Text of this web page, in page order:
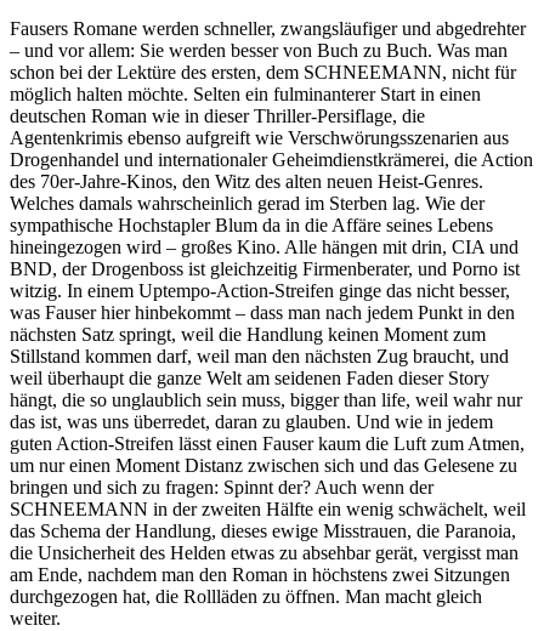
Fausers Romane werden schneller, zwangsläufiger und abgedrehter
– und vor allem: Sie werden besser von Buch zu Buch. Was man
schon bei der Lektüre des ersten, dem SCHNEEMANN, nicht für
möglich halten möchte. Selten ein fulminanterer Start in einen
deutschen Roman wie in dieser Thriller-Persiflage, die
Agentenkrimis ebenso aufgreift wie Verschwörungsszenarien aus
Drogenhandel und internationaler Geheimdienstkrämerei, die Action
des 70er-Jahre-Kinos, den Witz des alten neuen Heist-Genres.
Welches damals wahrscheinlich gerad im Sterben lag. Wie der
sympathische Hochstapler Blum da in die Affäre seines Lebens
hineingezogen wird – großes Kino. Alle hängen mit drin, CIA und
BND, der Drogenboss ist gleichzeitig Firmenberater, und Porno ist
witzig. In einem Uptempo-Action-Streifen ginge das nicht besser,
was Fauser hier hinbekommt – dass man nach jedem Punkt in den
nächsten Satz springt, weil die Handlung keinen Moment zum
Stillstand kommen darf, weil man den nächsten Zug braucht, und
weil überhaupt die ganze Welt am seidenen Faden dieser Story
hängt, die so unglaublich sein muss, bigger than life, weil wahr nur
das ist, was uns überredet, daran zu glauben. Und wie in jedem
guten Action-Streifen lässt einen Fauser kaum die Luft zum Atmen,
um nur einen Moment Distanz zwischen sich und das Gelesene zu
bringen und sich zu fragen: Spinnt der? Auch wenn der
SCHNEEMANN in der zweiten Hälfte ein wenig schwächelt, weil
das Schema der Handlung, dieses ewige Misstrauen, die Paranoia,
die Unsicherheit des Helden etwas zu absehbar gerät, vergisst man
am Ende, nachdem man den Roman in höchstens zwei Sitzungen
durchgezogen hat, die Rollläden zu öffnen. Man macht gleich
weiter.